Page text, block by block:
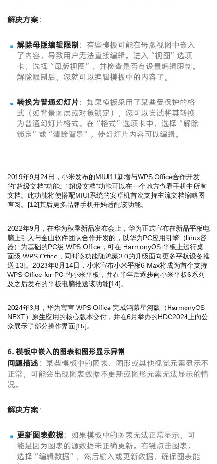
解决方案：
解除母版编辑限制：有些模板可能在母版视图中嵌入
了内容，导致用户无法直接编辑。进入“视图”选项
卡，选择“母版视图”，并检查是否有设置编辑限制。
解除限制后，您就可以编辑模板中的内容了。
转换为普通幻灯片：如果模板采用了某些受保护的格
式（如背景图层或对象锁定），您可以尝试将其转换
为普通幻灯片格式。在“格式”选项卡中，选择“解除
锁定”或“清除背景”，使幻灯片内容可以编辑。
2019年9月24日，小米发布的MIUI11新增与WPS Office合作开发
的“超级文档”功能。“超级文档”功能可以在一个地方查看手机中所有
文档。此功能将使搭配MIUI系统的安卓机首次支持主流文档缩略图
查阅。 [12]其后更多品牌手机开始适配该功能。
2022年9月，在华为秋季新品发布会上，华为正式宣布在新品平板电
脑上引入与金山软件团队合作开发的，以华为PC应用引擎（linux容
器）为基础的PC级 WPS Office，可在 HarmonyOS 平板上运行桌
面级 WPS Office，同时该功能随鸿蒙3.0的升级面向更多平板设备推
送[13]。2023年8月14日，小米宣布小米平板6 Max将成为首个支持
WPS Office for PC 的小米平板，并在半年后逐步向小米平板6系列
及之后发布的平板电脑推送该功能[14]。
2024年3月，华为官宣 WPS Office 完成鸿蒙星河版（HarmonyOS
NEXT）原生应用的核心版本交付，并在6月举办的HDC2024上向公
众展示了部分操作界面[15]。
6. 模板中嵌入的图表和图形显示异常
问题描述：某些模板中的图表、图形或其他视觉元素显示不
正常，可能会出现图表数据不更新或图形元素无法显示的情
况。
解决方案：
更新图表数据：如果模板中的图表无法正常显示，可
能是因为图表的源数据未正确更新。右键点击图表，
选择“编辑数据”，然后输入或更新数据，确保图表能